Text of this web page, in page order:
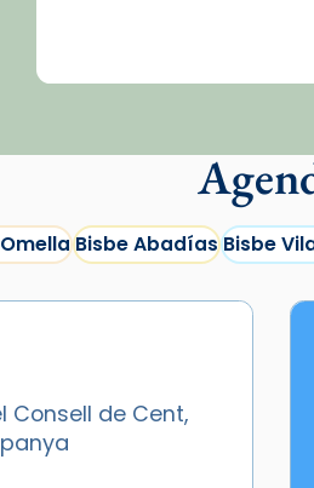
Bisbe AbadíasBisbe
Consell de Cent,